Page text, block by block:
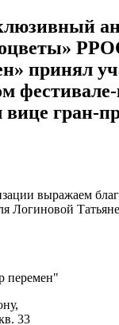
принял
вице гран-
выражаем
Логиновой
33‍